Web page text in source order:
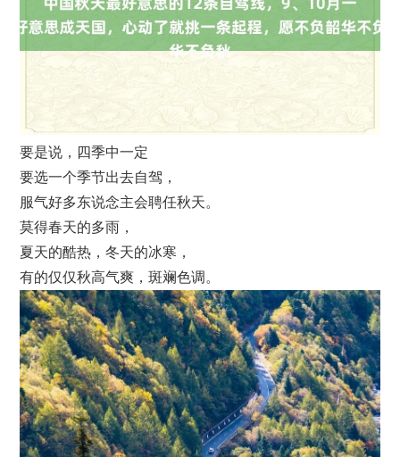
要是说，四季中一定
要选一个季节出去自驾，
服气好多东说念主会聘任秋天。
莫得春天的多雨，
夏天的酷热，冬天的冰寒，
有的仅仅秋高气爽，斑斓色调。